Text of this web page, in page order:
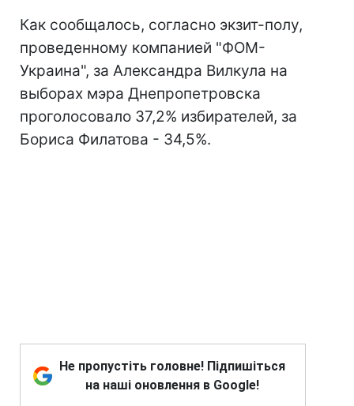
Как сообщалось, согласно экзит-полу,
проведенному компанией "ФОМ-
Украина", за Александра Вилкула на
выборах мэра Днепропетровска
проголосовало 37,2% избирателей, за
Бориса Филатова - 34,5%.
Не пропустіть головне! Підпишіться
на наші оновлення в Google!